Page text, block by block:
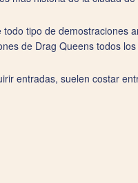
tipo de demostraciones
de Drag Queens todos
entradas, suelen costar